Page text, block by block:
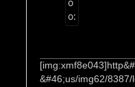
&#46;us/img62/